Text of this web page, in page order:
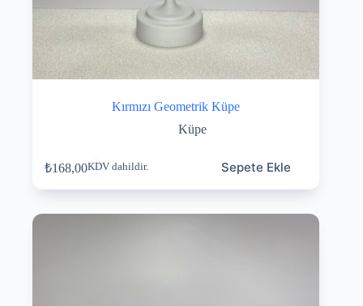
Kırmızı Geometrik Küpe
Küpe
₺168,00KDV dahildir. Sepete Ekle